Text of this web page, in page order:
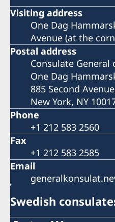
Visiting address
One Dag
Avenue (at the
Postal address
Consulate General
One Dag
885 Second
New York, NY
Phone
+1 212 583 2560
Fax
+1 212 583 2585
Email
Swedish